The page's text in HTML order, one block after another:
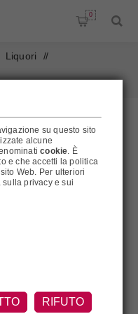
0
Liquori /
su questo sito
alcune
cookie . È
e che accetti la politica
Web. Per ulteriori
privacy e sui
RIFUTO